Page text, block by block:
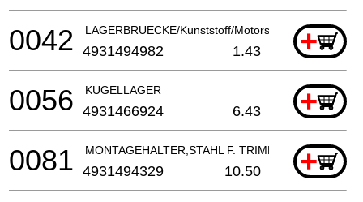
LAGERBRUECKE/Kunststoff/Motorsense +
0042 4931494982 1.43
KUGELLAGER +
0056 4931466924 6.43
MONTAGEHALTER,STAHL F. TRIMMER-AUFSATZ
+
0081 4931494329 10.50